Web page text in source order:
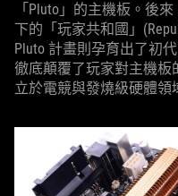
「Pluto」的主機板。後
下的「玩家共和國」
Pluto 計畫則孕育出了初代
徹底顛覆了玩家對主機板
立於電競與發燒級硬體領